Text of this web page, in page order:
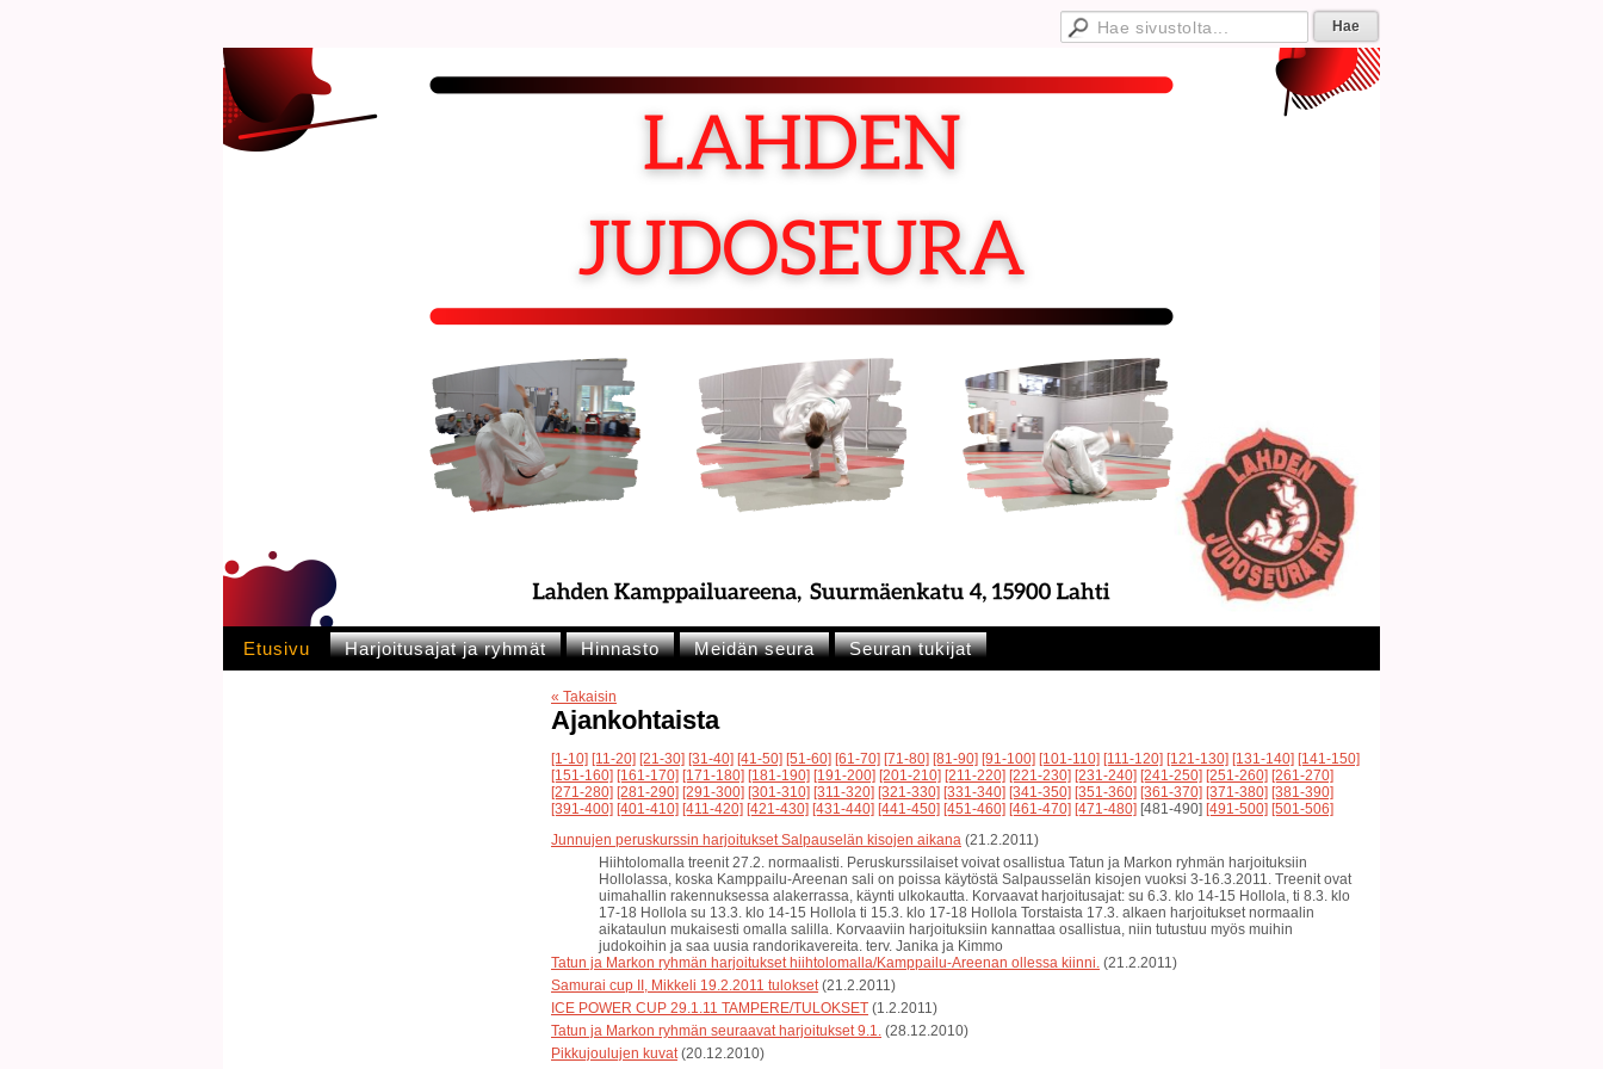
Etusivu Harjoitusajat ja ryhmät Hinnasto Meidän seura Seuran tukijat
« Takaisin
Ajankohtaista
[1-10] [11-20] [21-30] [31-40] [41-50] [51-60] [61-70] [71-80] [81-90] [91-100] [101-110] [111-120] [121-130] [131-140] [141-150]
[151-160] [161-170] [171-180] [181-190] [191-200] [201-210] [211-220] [221-230] [231-240] [241-250] [251-260] [261-270]
[271-280] [281-290] [291-300] [301-310] [311-320] [321-330] [331-340] [341-350] [351-360] [361-370] [371-380] [381-390]
[391-400] [401-410] [411-420] [421-430] [431-440] [441-450] [451-460] [461-470] [471-480] [481-490] [491-500] [501-506]
Junnujen peruskurssin harjoitukset Salpauselän kisojen aikana (21.2.2011)
Hiihtolomalla treenit 27.2. normaalisti. Peruskurssilaiset voivat osallistua Tatun ja Markon ryhmän harjoituksiin
Hollolassa, koska Kamppailu-Areenan sali on poissa käytöstä Salpausselän kisojen vuoksi 3-16.3.2011. Treenit ovat
uimahallin rakennuksessa alakerrassa, käynti ulkokautta. Korvaavat harjoitusajat: su 6.3. klo 14-15 Hollola, ti 8.3. klo
17-18 Hollola su 13.3. klo 14-15 Hollola ti 15.3. klo 17-18 Hollola Torstaista 17.3. alkaen harjoitukset normaalin
aikataulun mukaisesti omalla salilla. Korvaaviin harjoituksiin kannattaa osallistua, niin tutustuu myös muihin
judokoihin ja saa uusia randorikavereita. terv. Janika ja Kimmo
Tatun ja Markon ryhmän harjoitukset hiihtolomalla/Kamppailu-Areenan ollessa kiinni. (21.2.2011)
Samurai cup II, Mikkeli 19.2.2011 tulokset (21.2.2011)
ICE POWER CUP 29.1.11 TAMPERE/TULOKSET (1.2.2011)
Tatun ja Markon ryhmän seuraavat harjoitukset 9.1. (28.12.2010)
Pikkujoulujen kuvat (20.12.2010)